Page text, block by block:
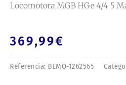
Locomotora MGB HGe 4/4 5
369,99€
Referencia: BEMO-1262565